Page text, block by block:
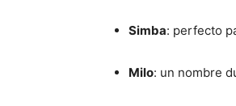
Simba: perfecto
Milo: un nombre